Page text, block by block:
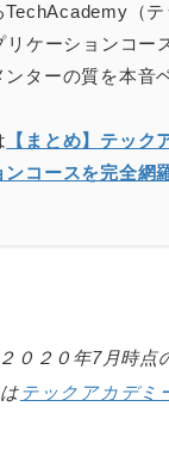
（テ
リケーションコー
ンターの質を本音
【まとめ】テック
ンコースを完全網
０２０年7月時点
テックアカデミ